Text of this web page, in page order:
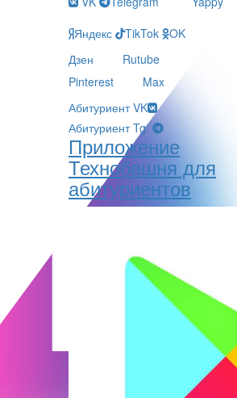
Яндекс
TikTok
OK
Дзен
Rutube
Pinterest
Max
Абитуриент VK
Абитуриент Tg
Приложение
Технобашня для
абитуриентов